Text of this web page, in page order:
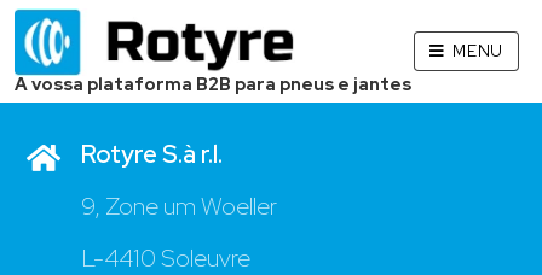
A vossa plataforma B2B para pneus e jantes
MENU
Contato
Rotyre S.à r.l.
9, Zone um Woeller
L-4410 Soleuvre